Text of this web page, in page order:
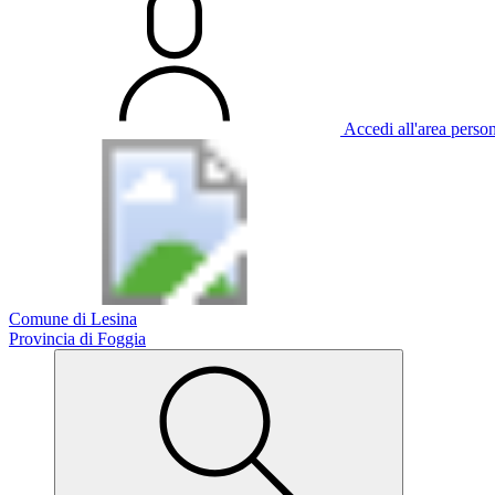
Accedi all'area
Comune di Lesina
Provincia di Foggia